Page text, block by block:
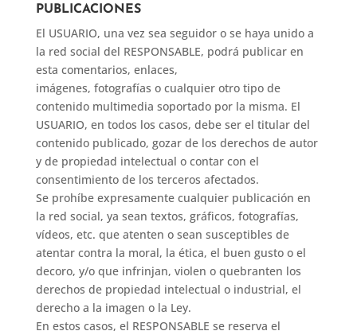
PUBLICACIONES
El USUARIO, una vez sea seguidor o se haya unido a
la red social del RESPONSABLE, podrá publicar en
esta comentarios, enlaces,
imágenes, fotografías o cualquier otro tipo de
contenido multimedia soportado por la misma. El
USUARIO, en todos los casos, debe ser el titular del
contenido publicado, gozar de los derechos de autor
y de propiedad intelectual o contar con el
consentimiento de los terceros afectados.
Se prohíbe expresamente cualquier publicación en
la red social, ya sean textos, gráficos, fotografías,
vídeos, etc. que atenten o sean susceptibles de
atentar contra la moral, la ética, el buen gusto o el
decoro, y/o que infrinjan, violen o quebranten los
derechos de propiedad intelectual o industrial, el
derecho a la imagen o la Ley.
En estos casos, el RESPONSABLE se reserva el